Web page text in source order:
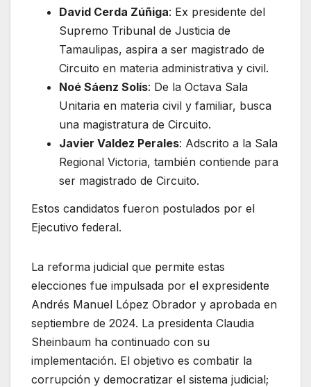
David Cerda Zúñiga: Ex presidente del
Supremo Tribunal de Justicia de
Tamaulipas, aspira a ser magistrado de
Circuito en materia administrativa y civil.
Noé Sáenz Solís: De la Octava Sala
Unitaria en materia civil y familiar, busca
una magistratura de Circuito.
Javier Valdez Perales: Adscrito a la Sala
Regional Victoria, también contiende para
ser magistrado de Circuito.
Estos candidatos fueron postulados por el
Ejecutivo federal.
La reforma judicial que permite estas
elecciones fue impulsada por el expresidente
Andrés Manuel López Obrador y aprobada en
septiembre de 2024. La presidenta Claudia
Sheinbaum ha continuado con su
implementación. El objetivo es combatir la
corrupción y democratizar el sistema judicial;